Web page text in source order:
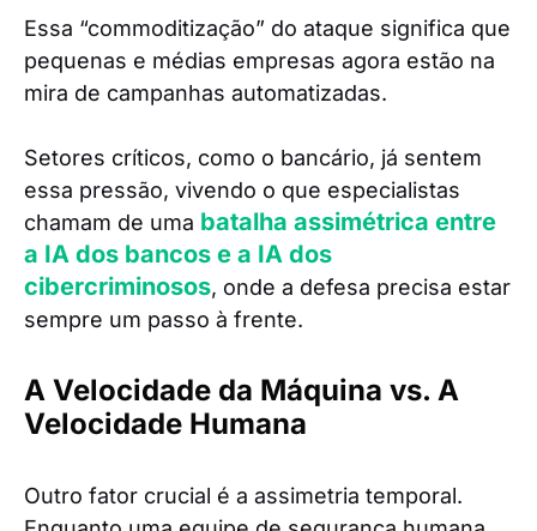
Essa “commoditização” do ataque significa que
pequenas e médias empresas agora estão na
mira de campanhas automatizadas.
Setores críticos, como o bancário, já sentem
essa pressão, vivendo o que especialistas
chamam de uma batalha assimétrica entre
a IA dos bancos e a IA dos
cibercriminosos, onde a defesa precisa estar
sempre um passo à frente.
A Velocidade da Máquina vs. A
Velocidade Humana
Outro fator crucial é a assimetria temporal.